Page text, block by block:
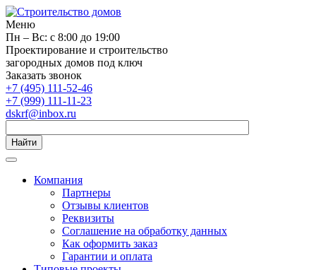
Меню
Пн – Вс: с 8:00 до 19:00
Проектирование и строительство
загородных домов под ключ
Заказать звонок
+7 (495) 111-52-46
+7 (999) 111-11-23
dskrf@inbox.ru
Найти
Компания
Партнеры
Отзывы клиентов
Реквизиты
Соглашение на обработку данных
Как оформить заказ
Гарантии и оплата